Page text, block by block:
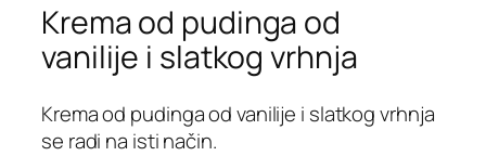
Krema od pudinga od
vanilije i slatkog vrhnja
Krema od pudinga od vanilije i slatkog vrhnja
se radi na isti način.